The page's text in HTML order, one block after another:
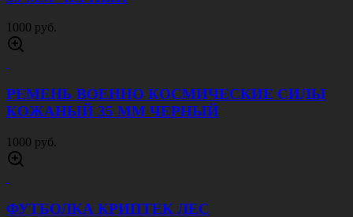
КОСТЮМ СПОРТИВНЫЙ АРМИЯ РОССИИ
СЕРЫЙ
2200 руб.
ЛОНГСЛИВ АРМИЯ РОССИИ УСТАВНОЙ
ПЕСОК
700 руб.